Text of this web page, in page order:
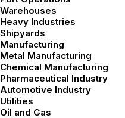
Warehouses
Heavy Industries
Shipyards
Manufacturing
Metal Manufacturing
Chemical Manufacturing
Pharmaceutical Industry
Automotive Industry
Utilities
Oil and Gas